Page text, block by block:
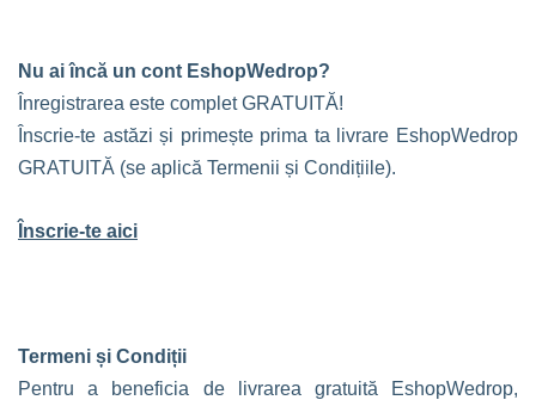
Nu ai încă un cont EshopWedrop?
Înregistrarea este complet GRATUITĂ!
Înscrie-te astăzi și primește prima ta livrare EshopWedrop
GRATUITĂ (se aplică Termenii și Condițiile).
Înscrie-te aici
Termeni și Condiții
Pentru a beneficia de livrarea gratuită EshopWedrop,